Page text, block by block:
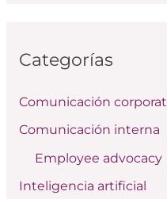
a
p
o
:
Categorías
Comunicación
Comunicación interna
Employee advocacy
Inteligencia artificial